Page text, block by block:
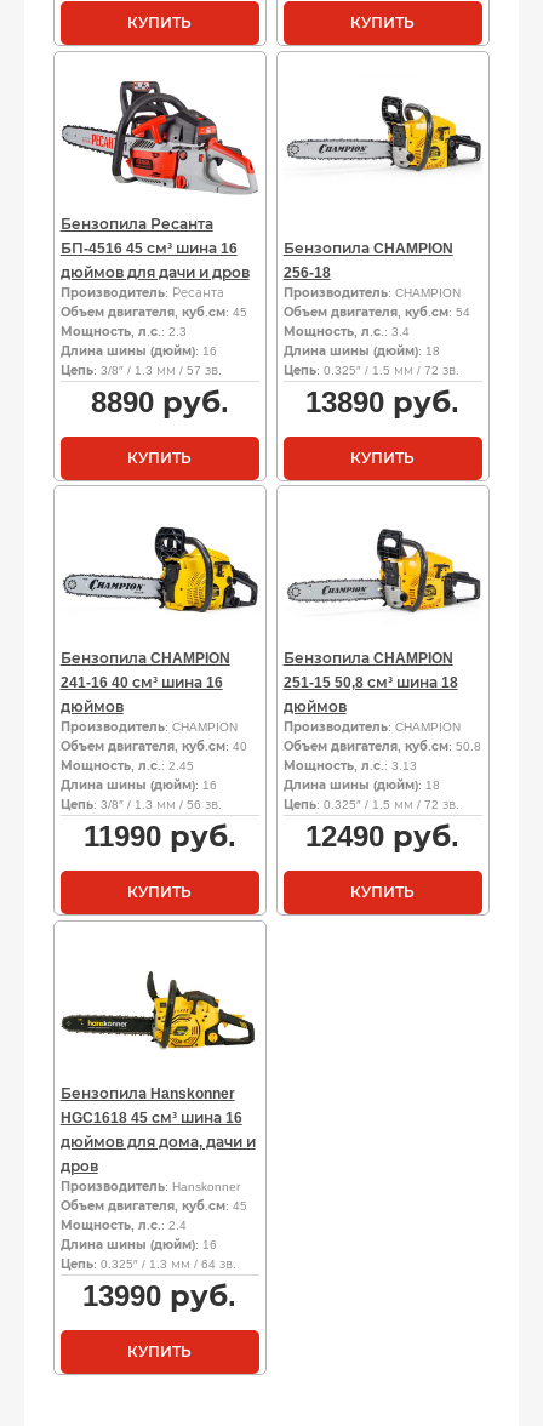
КУПИТЬ КУПИТЬ
Бензопила Ресанта
БП-4516 45 см³ шина 16
дюймов для дачи и дров
Производитель: Ресанта
Объем двигателя, куб.см: 45
Мощность, л.с. : 2.3
Длина шины (дюйм): 16
Цепь: 3/8″ / 1.3 мм / 57 зв.
8890руб.
КУПИТЬ
Бензопила CHAMPION
256-18
Производитель: CHAMPION
Объем двигателя, куб.см: 54
Мощность, л.с. : 3.4
Длина шины (дюйм): 18
Цепь: 0.325″ / 1.5 мм / 72 зв.
13890 руб.
КУПИТЬ
Бензопила CHAMPION
241-16 40 см³ шина 16
дюймов
Производитель: CHAMPION
Объем двигателя, куб.см: 40
Мощность, л.с.: 2.45
Длина шины (дюйм): 16
Цепь: 3/8″ / 1.3 мм / 56 зв.
11990руб.
КУПИТЬ
Бензопила CHAMPION
251-15 50,8 см³ шина 18
дюймов
Производитель: CHAMPION
Объем двигателя, куб.см: 50.8
Мощность, л.с.: 3.13
Длина шины (дюйм): 18
Цепь: 0.325″ / 1.5 мм / 72 зв.
12490 руб.
КУПИТЬ
Бензопила Hanskonner
HGC1618 45 см³ шина 16
дюймов для дома, дачи и
дров
Производитель: Hanskonner
Объем двигателя, куб.см: 45
Мощность, л.с.: 2.4
Длина шины (дюйм): 16
Цепь: 0.325″ / 1.3 мм / 64 зв.
13990 руб.
КУПИТЬ